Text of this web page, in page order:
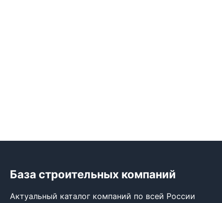
База строительных компаний
Актуальный каталог компаний по всей России